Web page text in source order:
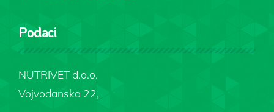
Podaci
NUTRIVET d.o.o.
Vojvođanska 22,